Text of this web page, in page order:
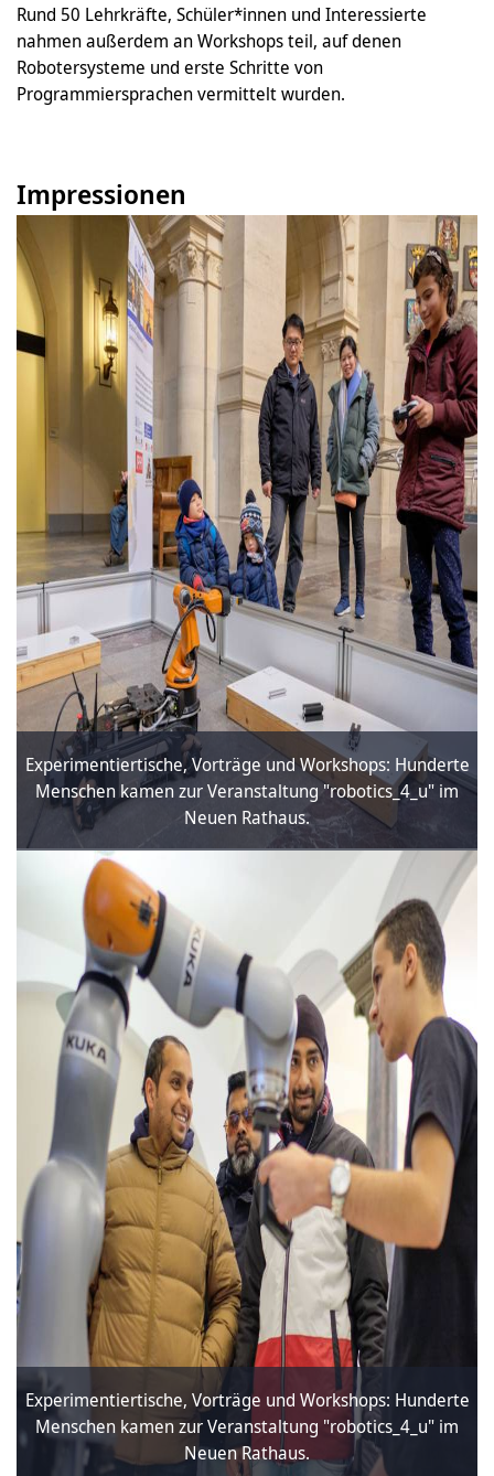
Rund 50 Lehrkräfte, Schüler*innen und Interessierte
nahmen außerdem an Workshops teil, auf denen
Robotersysteme und erste Schritte von
Programmiersprachen vermittelt wurden.
Impressionen
Experimentiertische, Vorträge und Workshops: Hunderte
Menschen kamen zur Veranstaltung "robotics_4_u" im
Neuen Rathaus.
Experimentiertische, Vorträge und Workshops: Hunderte
Menschen kamen zur Veranstaltung "robotics_4_u" im
Neuen Rathaus.